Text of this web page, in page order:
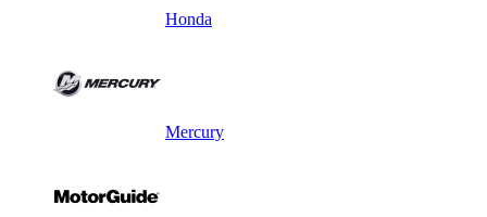
Honda
Mercury